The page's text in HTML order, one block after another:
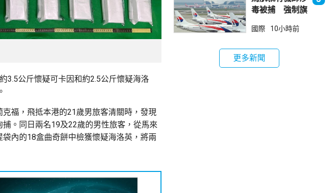
3.5公斤懷疑可卡因和約2.5公斤懷疑海洛
福，飛抵本港的21歲男旅客清關時，發現
。同日兩名19及22歲的男性旅客，從馬來
內的18盒曲奇餅中檢獲懷疑海洛英，將兩
毒被捕 強制旗
毒品檢測
國際 10小時前
更多新聞